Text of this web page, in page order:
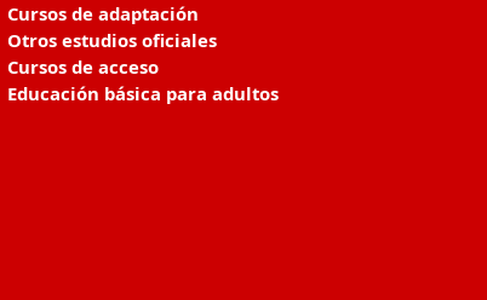
Cursos de adaptación
Otros estudios oficiales
Cursos de acceso
Educación básica para adultos